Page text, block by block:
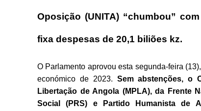
Oposição (UNITA) “chumbou”
fixa despesas de 20,1 biliões kz.
O Parlamento aprovou esta segunda-feira
económico de 2023. Sem abstenções, o
Libertação de Angola (MPLA), da Frente
Social (PRS) e Partido Humanista de